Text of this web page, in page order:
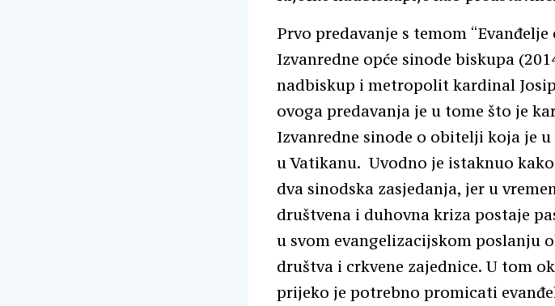
Prvo predavanje s temom
Izvanredne opće sinode biskupa
nadbiskup i metropolit kardinal
ovoga predavanja je u tome što je
Izvanredne sinode o obitelji koja je
u Vatikanu. Uvodno je istaknuo
dva sinodska zasjedanja, jer u
društvena i duhovna kriza postaje
u svom evangelizacijskom poslanju
društva i crkvene zajednice. U tom
prijeko je potrebno promicati